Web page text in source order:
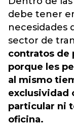
debe tener
necesidades
sector de
contratos de
porque les
al mismo
exclusividad
particular ni
oficina.